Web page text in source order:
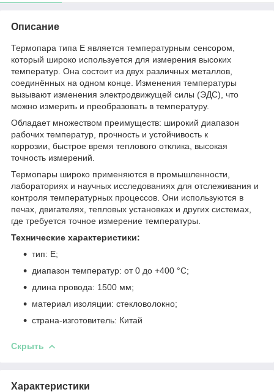
Описание
Термопара типа E является температурным сенсором,
который широко используется для измерения высоких
температур. Она состоит из двух различных металлов,
соединённых на одном конце. Изменения температуры
вызывают изменения электродвижущей силы (ЭДС), что
можно измерить и преобразовать в температуру.
Обладает множеством преимуществ: широкий диапазон
рабочих температур, прочность и устойчивость к
коррозии, быстрое время теплового отклика, высокая
точность измерений.
Термопары широко применяются в промышленности,
лабораториях и научных исследованиях для отслеживания и
контроля температурных процессов. Они используются в
печах, двигателях, тепловых установках и других системах,
где требуется точное измерение температуры.
Технические характеристики:
тип: E;
диапазон температур: от 0 до +400 °C;
длина провода: 1500 мм;
материал изоляции: стекловолокно;
страна-изготовитель: Китай
Скрыть
Характеристики